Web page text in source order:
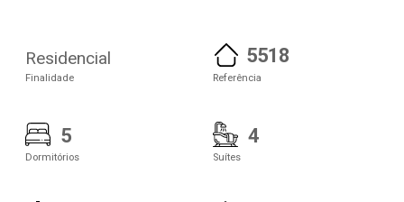
Residencial
Finalidade
5518
Referência
5
Dormitórios
4
Suítes